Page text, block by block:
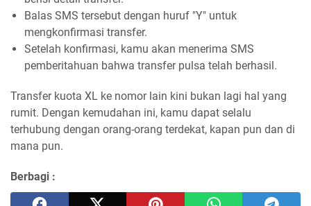
Balas SMS tersebut dengan huruf "Y" untuk
mengkonfirmasi transfer.
Setelah konfirmasi, kamu akan menerima SMS
pemberitahuan bahwa transfer pulsa telah berhasil.
Transfer kuota XL ke nomor lain kini bukan lagi hal yang
rumit. Dengan kemudahan ini, kamu dapat selalu
terhubung dengan orang-orang terdekat, kapan pun dan di
mana pun.
Berbagi :